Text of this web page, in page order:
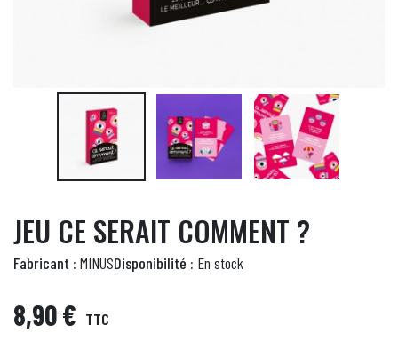
JEU CE SERAIT COMMENT ?
Fabricant : MINUSDisponibilité : En stock
8,90 € TTC